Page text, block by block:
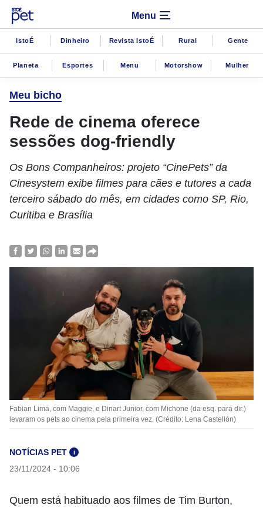
Menu
IstoÉ Dinheiro Revista IstoÉ Rural Gente
Planeta Esportes Menu Motorshow Mulher
Meu bicho
Rede de cinema oferece
sessões dog-friendly
Os Bons Companheiros: projeto “CinePets” da
Cinesystem exibe filmes para cães e tutores a cada
terceiro sábado do mês, em cidades como SP, Rio,
Curitiba e Brasília
Fabian Lima, com Maggie, e Dinart Junior, com Michone (da esq. para dir.)
levaram os pets ao cinema pela primeira vez. (Crédito: Lena Castellón)
NOTÍCIAS PET i
23/11/2024 - 10:06
Quem está habituado aos filmes de Tim Burton,